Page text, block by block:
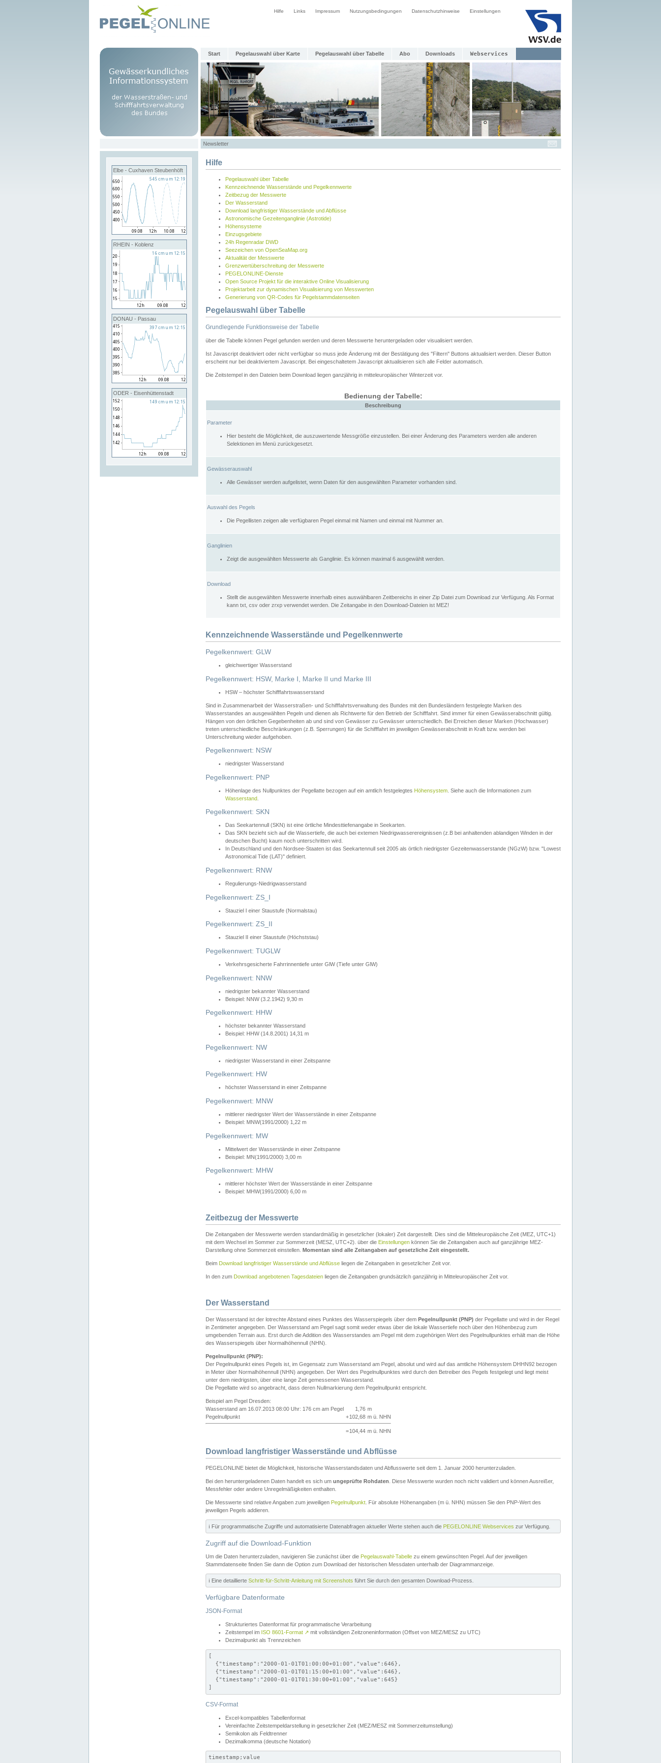
Hilfe Links Impressum Nutzungsbedingungen Datenschutzhinweise Einstellungen
Start Pegelauswahl über Karte Pegelauswahl über Tabelle Abo Downloads Webservices
Newsletter
Elbe - Cuxhaven Steubenhöft
RHEIN - Koblenz
DONAU - Passau
ODER - Eisenhüttenstadt
Hilfe
Pegelauswahl über Tabelle
Kennzeichnende Wasserstände und Pegelkennwerte
Zeitbezug der Messwerte
Der Wasserstand
Download langfristiger Wasserstände und Abflüsse
Astronomische Gezeitenganglinie (Astrotide)
Höhensysteme
Einzugsgebiete
24h Regenradar DWD
Seezeichen von OpenSeaMap.org
Aktualität der Messwerte
Grenzwertüberschreitung der Messwerte
PEGELONLINE-Dienste
Open Source Projekt für die interaktive Online Visualisierung
Projektarbeit zur dynamischen Visualisierung von Messwerten
Generierung von QR-Codes für Pegelstammdatenseiten
Pegelauswahl über Tabelle
Grundlegende Funktionsweise der Tabelle
über die Tabelle können Pegel gefunden werden und deren Messwerte heruntergeladen oder visualisiert werden.
Ist Javascript deaktiviert oder nicht verfügbar so muss jede Änderung mit der Bestätigung des "Filtern" Buttons aktualisiert werden. Dieser Button
erscheint nur bei deaktiviertem Javascript. Bei eingeschaltetem Javascript aktualisieren sich alle Felder automatisch.
Die Zeitstempel in den Dateien beim Download liegen ganzjährig in mitteleuropäischer Winterzeit vor.
Bedienung der Tabelle:
Beschreibung
Parameter
Hier besteht die Möglichkeit, die auszuwertende Messgröße einzustellen. Bei einer Änderung des Parameters werden alle anderen
Selektionen im Menü zurückgesetzt.
Gewässerauswahl
Alle Gewässer werden aufgelistet, wenn Daten für den ausgewählten Parameter vorhanden sind.
Auswahl des Pegels
Die Pegellisten zeigen alle verfügbaren Pegel einmal mit Namen und einmal mit Nummer an.
Ganglinien
Zeigt die ausgewählten Messwerte als Ganglinie. Es können maximal 6 ausgewählt werden.
Download
Stellt die ausgewählten Messwerte innerhalb eines auswählbaren Zeitbereichs in einer Zip Datei zum Download zur Verfügung. Als Format
kann txt, csv oder zrxp verwendet werden. Die Zeitangabe in den Download-Dateien ist MEZ!
Kennzeichnende Wasserstände und Pegelkennwerte
Pegelkennwert: GLW
gleichwertiger Wasserstand
Pegelkennwert: HSW, Marke I, Marke II und Marke III
HSW – höchster Schifffahrtswasserstand
Sind in Zusammenarbeit der Wasserstraßen- und Schifffahrtsverwaltung des Bundes mit den Bundesländern festgelegte Marken des
Wasserstandes an ausgewählten Pegeln und dienen als Richtwerte für den Betrieb der Schifffahrt. Sind immer für einen Gewässerabschnitt gültig.
Hängen von den örtlichen Gegebenheiten ab und sind von Gewässer zu Gewässer unterschiedlich. Bei Erreichen dieser Marken (Hochwasser)
treten unterschiedliche Beschränkungen (z.B. Sperrungen) für die Schifffahrt im jeweiligen Gewässerabschnitt in Kraft bzw. werden bei
Unterschreitung wieder aufgehoben.
Pegelkennwert: NSW
niedrigster Wasserstand
Pegelkennwert: PNP
Höhenlage des Nullpunktes der Pegellatte bezogen auf ein amtlich festgelegtes Höhensystem . Siehe auch die Informationen zum
Wasserstand
Pegelkennwert: SKN
Das Seekartennull (SKN) ist eine örtliche Mindesttiefenangabe in Seekarten.
Das SKN bezieht sich auf die Wassertiefe, die auch bei extemen Niedrigwasserereignissen (z.B bei anhaltenden ablandigen Winden in der
deutschen Bucht) kaum noch unterschritten wird.
In Deutschland und den Nordsee-Staaten ist das Seekartennull seit 2005 als örtlich niedrigster Gezeitenwasserstande (NGzW) bzw. "Lowest
Astronomical Tide (LAT)" definiert.
Pegelkennwert: RNW
Regulierungs-Niedrigwasserstand
Pegelkennwert: ZS_I
Stauziel I einer Staustufe (Normalstau)
Pegelkennwert: ZS_II
Stauziel II einer Staustufe (Höchststau)
Pegelkennwert: TUGLW
Verkehrsgesicherte Fahrrinnentiefe unter GlW (Tiefe unter GlW)
Pegelkennwert: NNW
niedrigster bekannter Wasserstand
Beispiel: NNW (3.2.1942) 9,30 m
Pegelkennwert: HHW
höchster bekannter Wasserstand
Beispiel: HHW (14.8.2001) 14,31 m
Pegelkennwert: NW
niedrigster Wasserstand in einer Zeitspanne
Pegelkennwert: HW
höchster Wasserstand in einer Zeitspanne
Pegelkennwert: MNW
mittlerer niedrigster Wert der Wasserstände in einer Zeitspanne
Beispiel: MNW(1991/2000) 1,22 m
Pegelkennwert: MW
Mittelwert der Wasserstände in einer Zeitspanne
Beispiel: MN(1991/2000) 3,00 m
Pegelkennwert: MHW
mittlerer höchster Wert der Wasserstände in einer Zeitspanne
Beispiel: MHW(1991/2000) 6,00 m
Zeitbezug der Messwerte
Die Zeitangaben der Messwerte werden standardmäßig in gesetzlicher (lokaler) Zeit dargestellt. Dies sind die Mitteleuropäische Zeit (MEZ, UTC+1)
mit dem Wechsel im Sommer zur Sommerzeit (MESZ, UTC+2). über die Einstellungen können Sie die Zeitangaben auch auf ganzjährige MEZ-
Darstellung ohne Sommerzeit einstellen. Momentan sind alle Zeitangaben auf gesetzliche Zeit eingestellt.
Beim Download langfristiger Wasserstände und Abflüsse liegen die Zeitangaben in gesetzlicher Zeit vor.
In den zum Download angebotenen Tagesdateien liegen die Zeitangaben grundsätzlich ganzjährig in Mitteleuropäischer Zeit vor.
Der Wasserstand
Der Wasserstand ist der lotrechte Abstand eines Punktes des Wasserspiegels über dem Pegelnullpunkt (PNP) der Pegellatte und wird in der Regel
in Zentimeter angegeben. Der Wasserstand am Pegel sagt somit weder etwas über die lokale Wassertiefe noch über den Höhenbezug zum
umgebenden Terrain aus. Erst durch die Addition des Wasserstandes am Pegel mit dem zugehörigen Wert des Pegelnullpunktes erhält man die Höhe
des Wasserspiegels über Normalhöhennull (NHN).
Pegelnullpunkt (PNP):
Der Pegelnullpunkt eines Pegels ist, im Gegensatz zum Wasserstand am Pegel, absolut und wird auf das amtliche Höhensystem DHHN92 bezogen
in Meter über Normalhöhennull (NHN) angegeben. Der Wert des Pegelnullpunktes wird durch den Betreiber des Pegels festgelegt und liegt meist
unter dem niedrigsten, über eine lange Zeit gemessenen Wasserstand.
Die Pegellatte wird so angebracht, dass deren Nullmarkierung dem Pegelnullpunkt entspricht.
Beispiel am Pegel Dresden:
Wasserstand am 16.07.2013 08:00 Uhr: 176 cm am Pegel
1,76 m
Pegelnullpunkt
+102,68 m ü. NHN
=104,44 m ü. NHN
Download langfristiger Wasserstände und Abflüsse
PEGELONLINE bietet die Möglichkeit, historische Wasserstandsdaten und Abflusswerte seit dem 1. Januar 2000 herunterzuladen.
Bei den heruntergeladenen Daten handelt es sich um ungeprüfte Rohdaten . Diese Messwerte wurden noch nicht validiert und können Ausreißer,
Messfehler oder andere Unregelmäßigkeiten enthalten.
Die Messwerte sind relative Angaben zum jeweiligen Pegelnullpunkt . Für absolute Höhenangaben (m ü. NHN) müssen Sie den PNP-Wert des
jeweiligen Pegels addieren.
ℹ️ Für programmatische Zugriffe und automatisierte Datenabfragen aktueller Werte stehen auch die PEGELONLINE Webservices zur Verfügung.
Zugriff auf die Download-Funktion
Um die Daten herunterzuladen, navigieren Sie zunächst über die Pegelauswahl-Tabelle zu einem gewünschten Pegel. Auf der jeweiligen
Stammdatenseite finden Sie dann die Option zum Download der historischen Messdaten unterhalb der Diagrammanzeige.
ℹ️ Eine detaillierte Schritt-für-Schritt-Anleitung mit Screenshots führt Sie durch den gesamten Download-Prozess.
Verfügbare Datenformate
JSON-Format
Strukturiertes Datenformat für programmatische Verarbeitung
Zeitstempel im ISO 8601-Format ↗ mit vollständigen Zeitzoneninformation (Offset von MEZ/MESZ zu UTC)
Dezimalpunkt als Trennzeichen
[
  {"timestamp":"2000-01-01T01:00:00+01:00","value":646},
  {"timestamp":"2000-01-01T01:15:00+01:00","value":646},
  {"timestamp":"2000-01-01T01:30:00+01:00","value":645}
]
CSV-Format
Excel-kompatibles Tabellenformat
Vereinfachte Zeitstempeldarstellung in gesetzlicher Zeit (MEZ/MESZ mit Sommerzeitumstellung)
Semikolon als Feldtrenner
Dezimalkomma (deutsche Notation)
timestamp;value